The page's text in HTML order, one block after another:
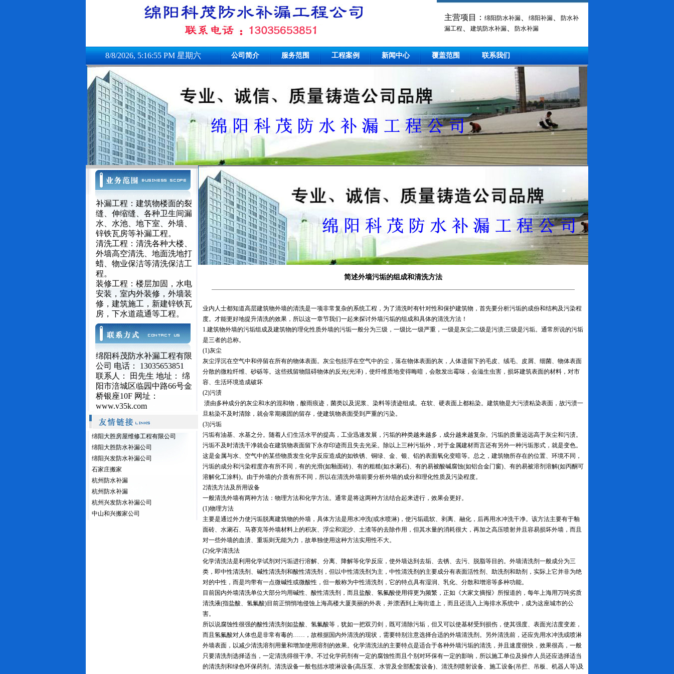
主营项目： 绵阳防水补漏 绵阳补漏
防水补
漏工程
建筑防水补漏 防水补漏
8/8/2026, 5:16:55 PM 星期六 公司简介 服务范围 工程案例 新闻中心 覆盖范围 联系我们
补漏工程：建筑物楼面的裂
缝、伸缩缝、各种卫生间漏
水、水池、地下室、外墙、
锌铁瓦房等补漏工程。
清洗工程：清洗各种大楼、
外墙高空清洗、地面洗地打
蜡、物业保洁等清洗保洁工
程。
装修工程：楼层加固，水电
安装，室内外装修，外墙装
修，建筑施工，新建锌铁瓦
房，下水道疏通等工程。
绵阳科茂防水补漏工程有限
公司 电话： 13035653851
联系人： 田先生 地址： 绵
阳市涪城区临园中路66号金
桥银座10F 网址：
www.v35k.com
绵阳大胜房屋维修工程有限公司
绵阳大胜防水补漏公司
绵阳兴发防水补漏公司
石家庄搬家
杭州防水补漏
杭州防水补漏
杭州兴发防水补漏公司
中山和兴搬家公司
简述外墙污垢的组成和清洗方法
业内人士都知道高层建筑物外墙的清洗是一项非常复杂的系统工程，为了清洗时有针对性和保护建筑物，首先要分析污垢的成份和结构及污染程
度。才能更好地提升清洗的效果，所以这一章节我们一起来探讨外墙污垢的组成和具体的清洗方法！
1.建筑物外墙的污垢组成及建筑物的理化性质外墙的污垢一般分为三级，一级比一级严重，一级是灰尘;二级是污渍;三级是污垢。通常所说的污垢
是三者的总称。
(1)灰尘
灰尘浮沉在空气中和停留在所有的物体表面。灰尘包括浮在空气中的尘，落在物体表面的灰，人体遗留下的毛皮、绒毛、皮屑、细菌、物体表面
分散的微粒纤维、砂砾等。这些残留物阻碍物体的反光(光泽)，使纤维质地变得晦暗，会散发出霉味，会滋生虫害，损坏建筑表面的材料，对市
容、生活环境造成破坏
(2)污渍
渍由多种成分的灰尘和水的混和物，酸雨痕迹，菌类以及泥浆、染料等渍迹组成。在软、硬表面上都粘染。建筑物是大污渍粘染表面，故污渍一
旦粘染不及时清除，就会常期顽固的留存，使建筑物表面受到严重的污染。
(3)污垢
污垢有油基、水基之分。随着人们生活水平的提高，工业迅速发展，污垢的种类越来越多，成分越来越复杂。污垢的质量远远高于灰尘和污渍。
污垢不及时清洗干净就会在建筑物表面留下永存印迹而且失去光采。除以上三种污垢外，对于金属建材而言还有另外一种污垢形式，就是变色。
这是金属与水、空气中的某些物质发生化学反应造成的如铁锈、铜绿、金、银、铝的表面氧化变暗等。总之，建筑物所存在的位置、环境不同，
污垢的成分和污染程度亦有所不同，有的光滑(如釉面砖)、有的粗糙(如水涮石)、有的易被酸碱腐蚀(如铝合金门窗)、有的易被溶剂溶解(如丙酮可
溶解化工涂料)。由于外墙的介质有所不同，所以在清洗外墙前要分析外墙的成分和理化性质及污染程度。
2清洗方法及所用设备
一般清洗外墙有两种方法：物理方法和化学方法。通常是将这两种方法结合起来进行，效果会更好。
(1)物理方法
主要是通过外力使污垢脱离建筑物的外墙，具体方法是用水冲洗(或水喷淋)，使污垢疏软、剥离、融化，后再用水冲洗干净。该方法主要有于釉
面砖、水涮石、马赛克等外墙材料上的积灰、浮尘和泥沙、土渣等的去除作用，但其水量的消耗很大，再加之高压喷射并且容易损坏外墙，而且
对一些外墙的血渍、重垢则无能为力，故单独使用这种方法实用性不大。
(2)化学清洗法
化学清洗法是利用化学试剂对污垢进行溶解、分离、降解等化学反应，使外墙达到去垢、去锈、去污、脱脂等目的。外墙清洗剂一般成分为三
类，即中性清洗剂、碱性清洗剂和酸性清洗剂，但以中性清洗剂为主，中性清洗剂的主要成分有表面活性剂、助洗剂和助剂，实际上它并非为绝
对的中性，而是均带有一点微碱性或微酸性，但一般称为中性清洗剂，它的特点具有湿润、乳化、分散和增溶等多种功能。
目前国内外墙清洗单位大部分均用碱性、酸性清洗剂，而且盐酸、氢氟酸使用得更为频繁，正如《大家文摘报》所报道的，每年上海用万吨劣质
清洗液(指盐酸、氢氟酸)目前正悄悄地侵蚀上海高楼大厦美丽的外表，并漂洒到上海街道上，而且还流入上海排水系统中，成为这座城市的公
害。
所以说腐蚀性很强的酸性清洗剂如盐酸、氢氟酸等，犹如一把双刃剑，既可清除污垢，但又可以使基材受到损伤，使其强度、表面光洁度变差，
而且氢氟酸对人体也是非常有毒的……，故根据国内外清洗的现状，需要特别注意选择合适的外墙清洗剂。另外清洗前，还应先用水冲洗或喷淋
外墙表面，以减少清洗溶剂用量和增加使用溶剂的效果。化学清洗法的主要特点是适合于各种外墙污垢的清洗，并且速度很快，效果很高，一般
只要清洗剂选择适当，一定清洗得很干净。不过化学药剂有一定的腐蚀性而且个别对环保有一定的影响，所以施工单位及操作人员还应选择适当
的清洗剂和绿色环保药剂。清洗设备一般包括水喷淋设备(高压泵、水管及全部配套设备)、清洗剂喷射设备、施工设备(吊拦、吊板、机器人等)及